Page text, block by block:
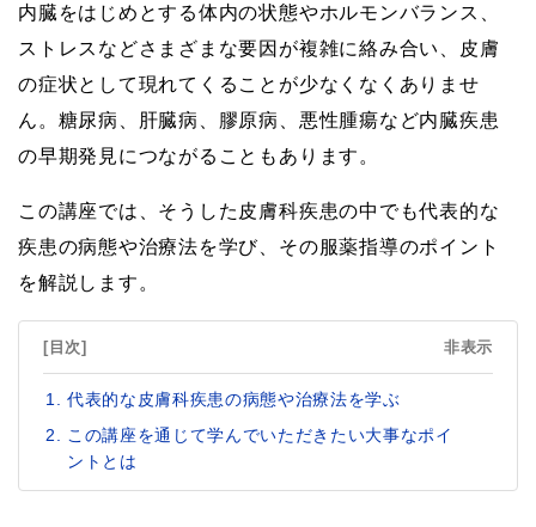
内臓をはじめとする体内の状態やホルモンバランス、
ストレスなどさまざまな要因が複雑に絡み合い、皮膚
の症状として現れてくることが少なくなくありませ
ん。糖尿病、肝臓病、膠原病、悪性腫瘍など内臓疾患
の早期発見につながることもあります。
この講座では、そうした皮膚科疾患の中でも代表的な
疾患の病態や治療法を学び、その服薬指導のポイント
を解説します。
[目次] 非表示
代表的な皮膚科疾患の病態や治療法を学ぶ
この講座を通じて学んでいただきたい大事なポイ
ントとは